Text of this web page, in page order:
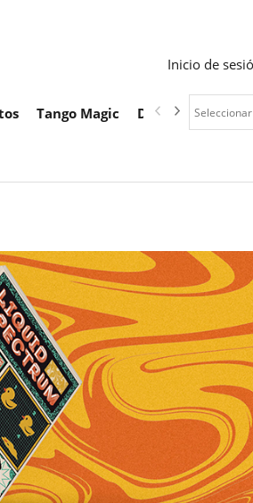
Inicio de
Tango Magic Descargas